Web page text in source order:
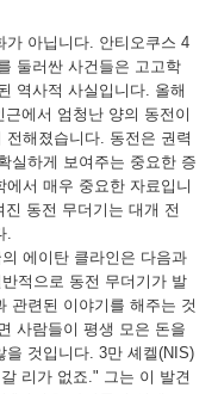
가 아닙니다. 안티오쿠스 4
둘러싼 사건들은 고고학
역사적 사실입니다. 올해
에서 엄청난 양의 동전이
전해졌습니다. 동전은 권력
실하게 보여주는 중요한 증
에서 매우 중요한 자료입니
동전 무더기는 대개 전
.
에이탄 클라인은 다음과
적으로 동전 무더기가 발
관련된 이야기를 해주는 것
사람들이 평생 모은 돈을
을 것입니다. 3만 셰켈(NIS)
리가 없죠." 그는 이 발견